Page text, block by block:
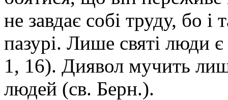
не завдає собі труду, бо і
пазурі. Лише святі люди
1, 16). Диявол мучить
людей (св. Берн.).